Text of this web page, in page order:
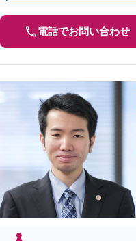
電話でお問い合わせ